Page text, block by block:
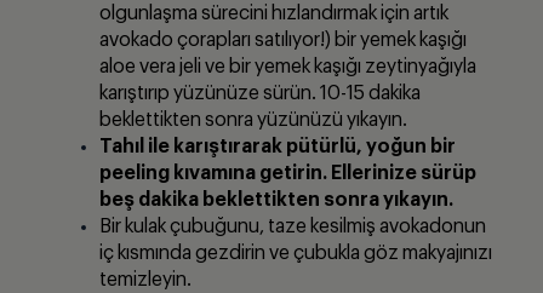
olgunlaşma sürecini hızlandırmak için artık
avokado çorapları satılıyor!) bir yemek kaşığı
aloe vera jeli ve bir yemek kaşığı zeytinyağıyla
karıştırıp yüzünüze sürün. 10-15 dakika
beklettikten sonra yüzünüzü yıkayın.
Tahıl ile karıştırarak pütürlü, yoğun bir
peeling kıvamına getirin. Ellerinize sürüp
beş dakika beklettikten sonra yıkayın.
Bir kulak çubuğunu, taze kesilmiş avokadonun
iç kısmında gezdirin ve çubukla göz makyajınızı
temizleyin.